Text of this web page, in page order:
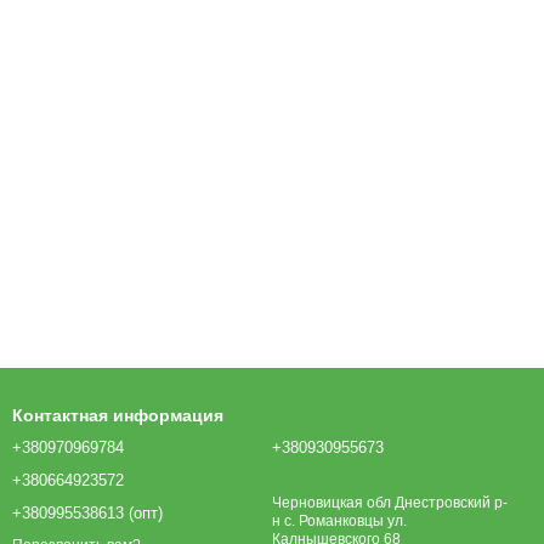
Контактная информация
+380970969784
+380664923572
+380995538613 (опт)
+380930955673
Черновицкая обл Днестровский р-
н с. Романковцы ул.
Калнышевского 68